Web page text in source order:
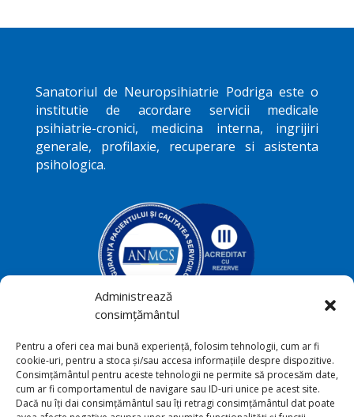
Administrează
consimțământul
Pentru a oferi cea mai bună experiență, folosim tehnologii, cum ar fi
cookie-uri, pentru a stoca și/sau accesa informațiile despre dispozitive.
Consimțământul pentru aceste tehnologii ne permite să procesăm date,
cum ar fi comportamentul de navigare sau ID-uri unice pe acest site.
Dacă nu îți dai consimțământul sau îți retragi consimțământul dat poate
Sanatoriul de Neuropsihiatrie Podriga este o
institutie de acordare servicii medicale
psihiatrie-cronici, medicina interna, ingrijiri
generale, profilaxie, recuperare si asistenta
psihologica.

Podriga, com. Draguseni, jud.
Botoşani
 +40231 541 211